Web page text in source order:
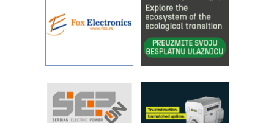
Art Utopia Studio – vizuelne priče
industrije i biznisa
RILINEX kompanije Rittal
FANUC: Najbolje za vašu pametnu
automatizaciju
Efikasno upravljanje energijom
Automatizacija pakovanja · Display
(Shelf-Ready) omotnice